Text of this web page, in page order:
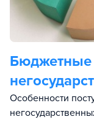
Бюджетные
Особенности